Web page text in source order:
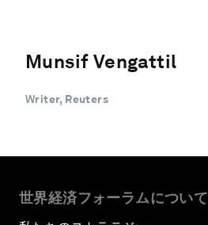
Munsif Vengattil
Writer, Reuters
世界経済フォーラムについて